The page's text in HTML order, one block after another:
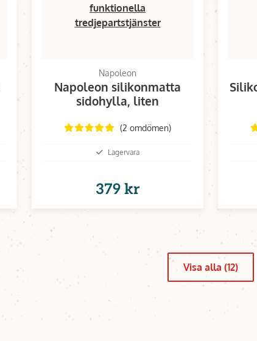
funktionella
tredjepartstjänster
Napoleon
Napoleon silikonmatta
sidohylla, liten
(2 omdömen)
Lagervara
379 kr
Visa alla (12)